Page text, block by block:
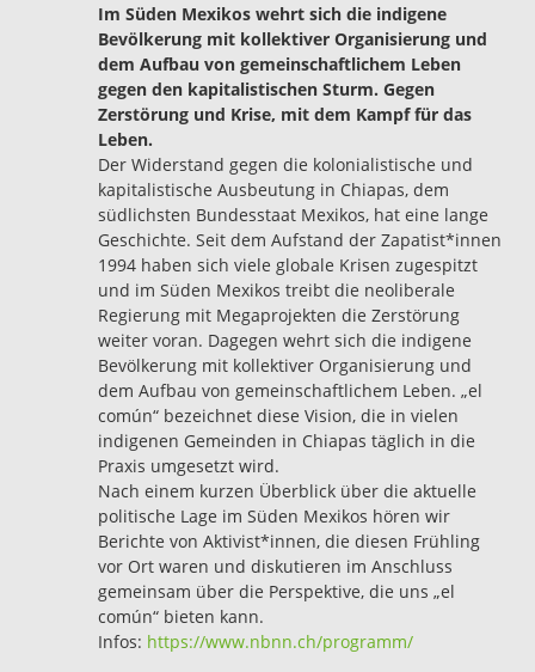
Im Süden Mexikos wehrt sich die indigene
Bevölkerung mit kollektiver Organisierung und
dem Aufbau von gemeinschaftlichem Leben
gegen den kapitalistischen Sturm. Gegen
Zerstörung und Krise, mit dem Kampf für das
Leben.
Der Widerstand gegen die kolonialistische und
kapitalistische Ausbeutung in Chiapas, dem
südlichsten Bundesstaat Mexikos, hat eine lange
Geschichte. Seit dem Aufstand der Zapatist*innen
1994 haben sich viele globale Krisen zugespitzt
und im Süden Mexikos treibt die neoliberale
Regierung mit Megaprojekten die Zerstörung
weiter voran. Dagegen wehrt sich die indigene
Bevölkerung mit kollektiver Organisierung und
dem Aufbau von gemeinschaftlichem Leben. „el
común“ bezeichnet diese Vision, die in vielen
indigenen Gemeinden in Chiapas täglich in die
Praxis umgesetzt wird.
Nach einem kurzen Überblick über die aktuelle
politische Lage im Süden Mexikos hören wir
Berichte von Aktivist*innen, die diesen Frühling
vor Ort waren und diskutieren im Anschluss
gemeinsam über die Perspektive, die uns „el
común“ bieten kann.
Infos: https://www.nbnn.ch/programm/